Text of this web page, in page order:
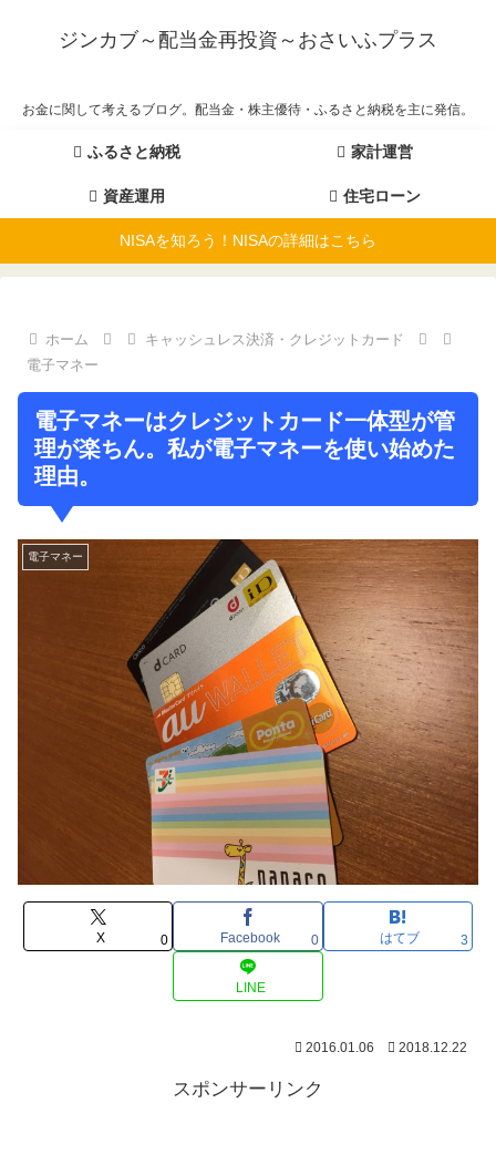
ジンカブ～配当金再投資～おさいふプラス
お金に関して考えるブログ。配当金・株主優待・ふるさと納税を主に発信。
ふるさと納税 家計運営
資産運用 住宅ローン
NISAを知ろう！NISAの詳細はこちら
ホーム
キャッシュレス決済・クレジットカード
電子マネー
電子マネーはクレジットカード一体型が管
理が楽ちん。私が電子マネーを使い始めた
理由。
電子マネー
X 0 Facebook 0 はてブ 3
LINE
2016.01.06 2018.12.22
スポンサーリンク